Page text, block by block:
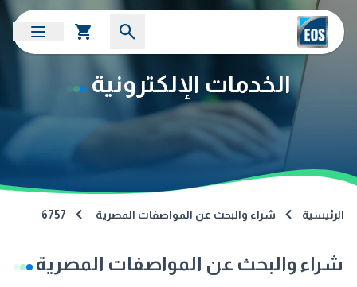
الخدمات الإلكترونية
الرئيسية شراء والبحث عن المواصفات المصرية 6757
شراء والبحث عن المواصفات المصرية